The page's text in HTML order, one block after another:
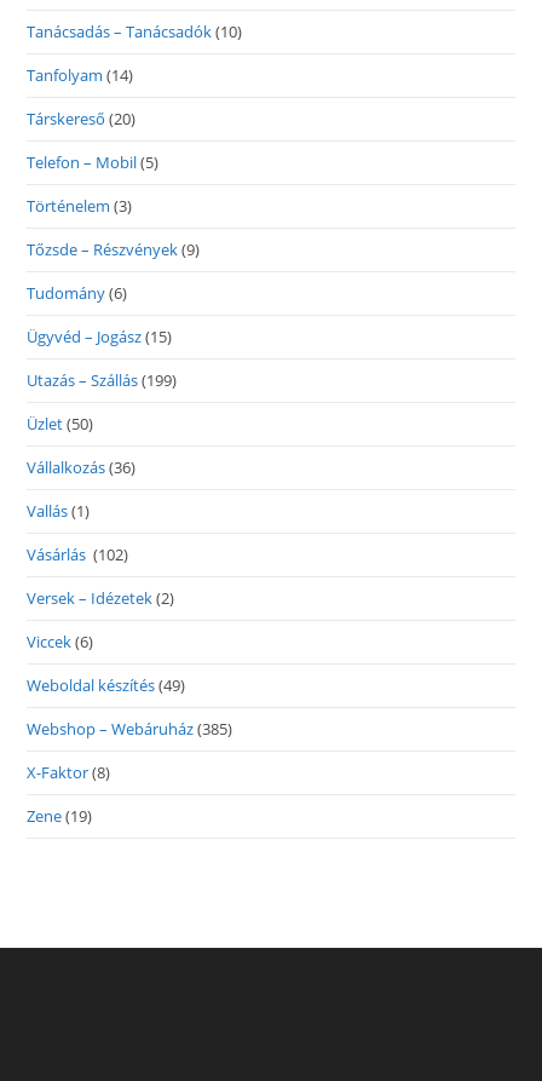
Tanácsadás – Tanácsadók(10)
Tanfolyam (14)
Társkereső (20)
Telefon – Mobil(5)
Történelem (3)
Tőzsde – Részvények(9)
Tudomány(6)
Ügyvéd – Jogász(15)
Utazás – Szállás(199)
Üzlet(50)
Vállalkozás(36)
Vallás(1)
Vásárlás (102)
Versek – Idézetek(2)
Viccek(6)
Weboldal készítés(49)
Webshop – Webáruház(385)
X-Faktor(8)
Zene(19)